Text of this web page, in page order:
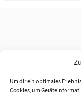
Um dir ein optimales
Cookies, um